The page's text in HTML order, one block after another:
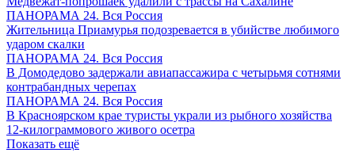
ПАНОРАМА 24. Вся Россия
Жительница Приамурья подозревается в убийстве любимого
ударом скалки
ПАНОРАМА 24. Вся Россия
В Домодедово задержали авиапассажира с четырьмя сотнями
контрабандных черепах
ПАНОРАМА 24. Вся Россия
В Красноярском крае туристы украли из рыбного хозяйства
12-килограммового живого осетра
Показать ещё